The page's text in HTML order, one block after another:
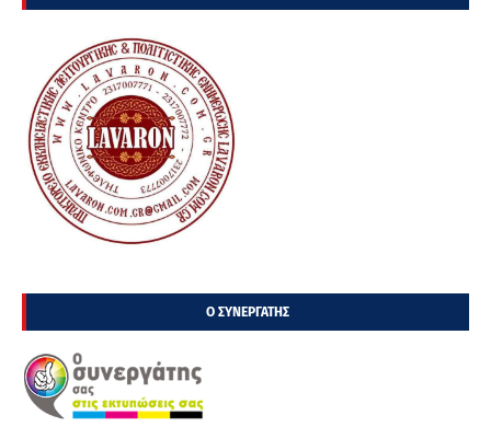
Ο ΣΥΝΕΡΓΑΤΗΣ